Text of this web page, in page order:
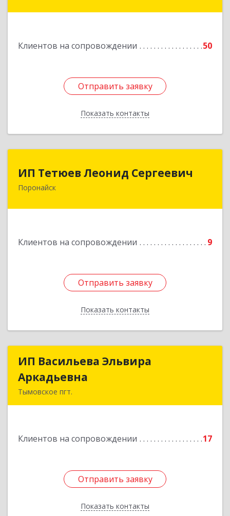
Клиентов на сопровождении 50
Отправить заявку
Показать контакты
Отправить заявку
Назад
ИП Тетюев Леонид Сергеевич
Поронайск
Клиентов на сопровождении 9
Отправить заявку
Показать контакты
694242, Сахалинская обл, Поронайск г, Фрунзе
Отправить заявку
Назад
ИП Васильева Эльвира
Аркадьевна
Тымовское пгт.
Клиентов на сопровождении 17
Отправить заявку
Показать контакты
ИП Васильева Эльвира
Отправить заявку
Назад